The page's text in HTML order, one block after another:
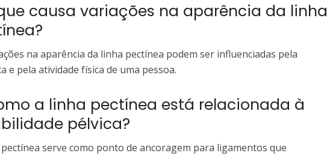
que causa variações na aparência da linha
na aparência da linha pectínea podem ser influenciadas pela
e pela atividade física de uma pessoa.
a linha pectínea está relacionada à
pélvica?
serve como ponto de ancoragem para ligamentos que